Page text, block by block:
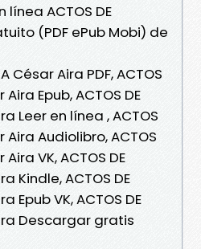
ACTOS DE
(PDF ePub Mobi) de
César Aira PDF, ACTOS
Aira Epub, ACTOS DE
Leer en línea , ACTOS
Aira Audiolibro, ACTOS
Aira VK, ACTOS DE
Kindle, ACTOS DE
Epub VK, ACTOS DE
Descargar gratis